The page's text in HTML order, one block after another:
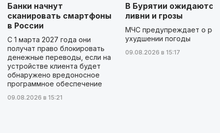
Банки начнут
сканировать смартфоны
в России
С 1 марта 2027 года они
получат право блокировать
денежные переводы, если на
устройстве клиента будет
обнаружено вредоносное
программное обеспечение
09.08.2026 в 15:21
В Бурятии ожидаются
ливни и грозы
МЧС предупреждает о
ухудшении погоды
09.08.2026 в 15:17